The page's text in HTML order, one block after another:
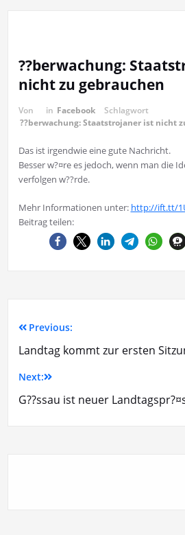
??berwachung:
nicht zu gebrauchen
Von in Facebook
Schlagwort
??berwachung: Staatstrojaner ist nicht
Das ist irgendwie eine gute Nachricht.
Besser w?¤re es jedoch, wenn man die
verfolgen w??rde.
Mehr Informationen unter: http://ift.tt/
Beitrag teilen:
Previous:
Landtag kommt zur ersten
Next:
G??ssau ist neuer